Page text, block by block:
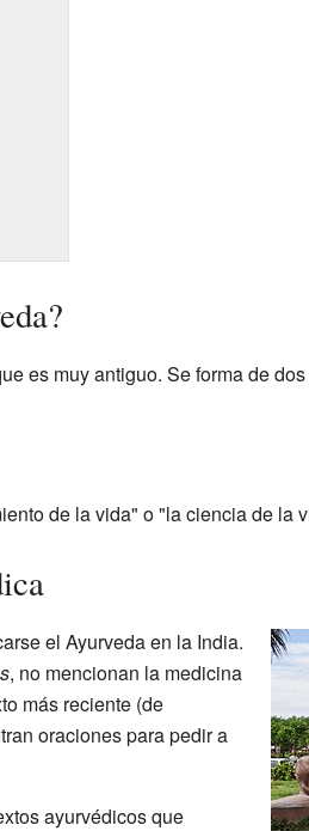
es muy antiguo. Se forma de
de la vida" o "la ciencia de la
el Ayurveda en la India.
, no mencionan la medicina
más reciente (de
oraciones para pedir a
ayurvédicos que